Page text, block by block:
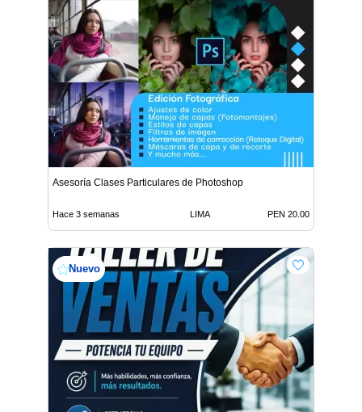
Asesoría Clases Particulares de Photoshop
Hace 3 semanas LIMA PEN 20.00
Nuevo